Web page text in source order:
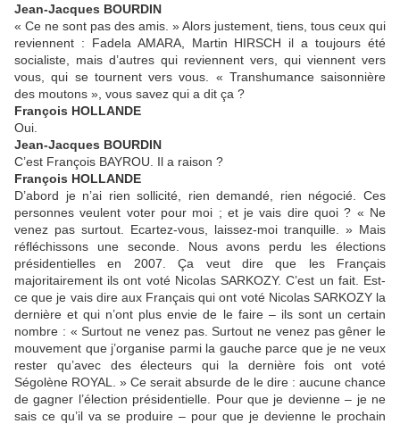
Jean-Jacques BOURDIN
« Ce ne sont pas des amis. » Alors justement, tiens, tous ceux qui
reviennent : Fadela AMARA, Martin HIRSCH il a toujours été
socialiste, mais d’autres qui reviennent vers, qui viennent vers
vous, qui se tournent vers vous. « Transhumance saisonnière
des moutons », vous savez qui a dit ça ?
François HOLLANDE
Oui.
Jean-Jacques BOURDIN
C’est François BAYROU. Il a raison ?
François HOLLANDE
D’abord je n’ai rien sollicité, rien demandé, rien négocié. Ces
personnes veulent voter pour moi ; et je vais dire quoi ? « Ne
venez pas surtout. Ecartez-vous, laissez-moi tranquille. » Mais
réfléchissons une seconde. Nous avons perdu les élections
présidentielles en 2007. Ça veut dire que les Français
majoritairement ils ont voté Nicolas SARKOZY. C’est un fait. Est-
ce que je vais dire aux Français qui ont voté Nicolas SARKOZY la
dernière et qui n’ont plus envie de le faire – ils sont un certain
nombre : « Surtout ne venez pas. Surtout ne venez pas gêner le
mouvement que j’organise parmi la gauche parce que je ne veux
rester qu’avec des électeurs qui la dernière fois ont voté
Ségolène ROYAL. » Ce serait absurde de le dire : aucune chance
de gagner l’élection présidentielle. Pour que je devienne – je ne
sais ce qu’il va se produire – pour que je devienne le prochain